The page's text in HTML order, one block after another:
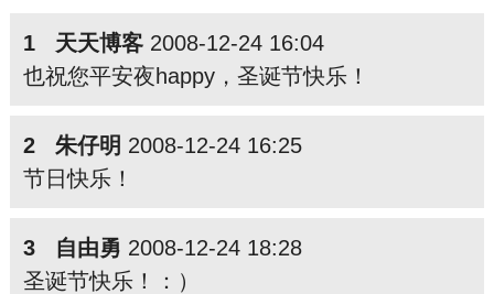
1 天天博客2008-12-24 16:04
也祝您平安夜happy，圣诞节快乐！
2 朱仔明 2008-12-24 16:25
节日快乐！
3 自由勇 2008-12-24 18:28
圣诞节快乐！：）